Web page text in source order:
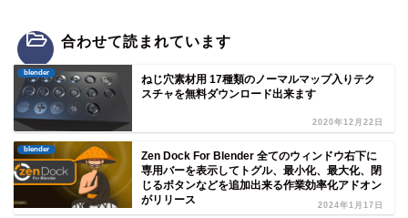
合わせて読まれています
blender
ねじ穴素材用 17種類のノーマルマップ入りテク
スチャを無料ダウンロード出来ます
2020年12月22日
blender
Zen Dock For Blender 全てのウィンドウ右下に
専用バーを表示してトグル、最小化、最大化、閉
じるボタンなどを追加出来る作業効率化アドオン
がリリース
2024年1月17日